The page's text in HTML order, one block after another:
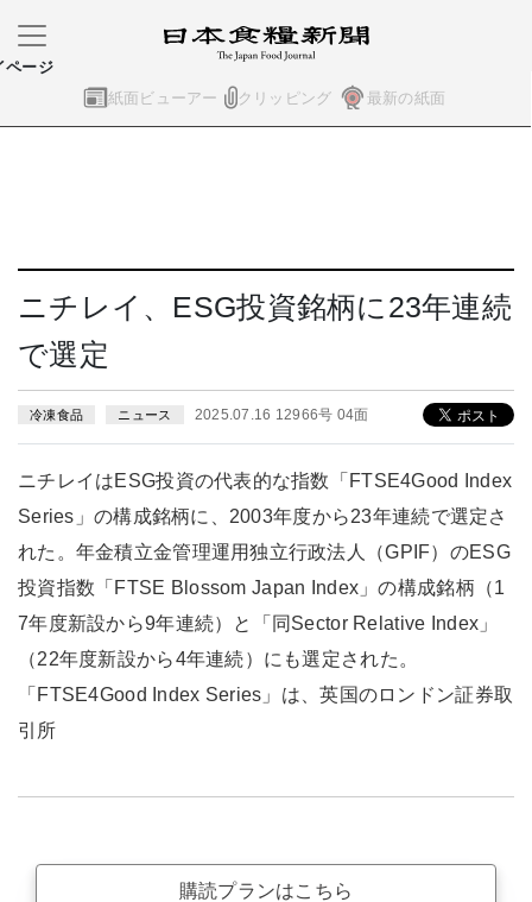
紙面ビューアー クリッピング 最新の紙面
ページ
ニチレイ、ESG投資銘柄に23年連続
で選定
冷凍食品 ニュース 2025.07.16 12966号 04面
ニチレイはESG投資の代表的な指数「FTSE4Good Index
Series」の構成銘柄に、2003年度から23年連続で選定さ
れた。年金積立金管理運用独立行政法人（GPIF）のESG
投資指数「FTSE Blossom Japan Index」の構成銘柄（1
7年度新設から9年連続）と「同Sector Relative Index」
（22年度新設から4年連続）にも選定された。
「FTSE4Good Index Series」は、英国のロンドン証券取
引所
購読プランはこちら